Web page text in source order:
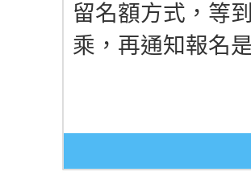
留名額方式，等
乘，再通知報名